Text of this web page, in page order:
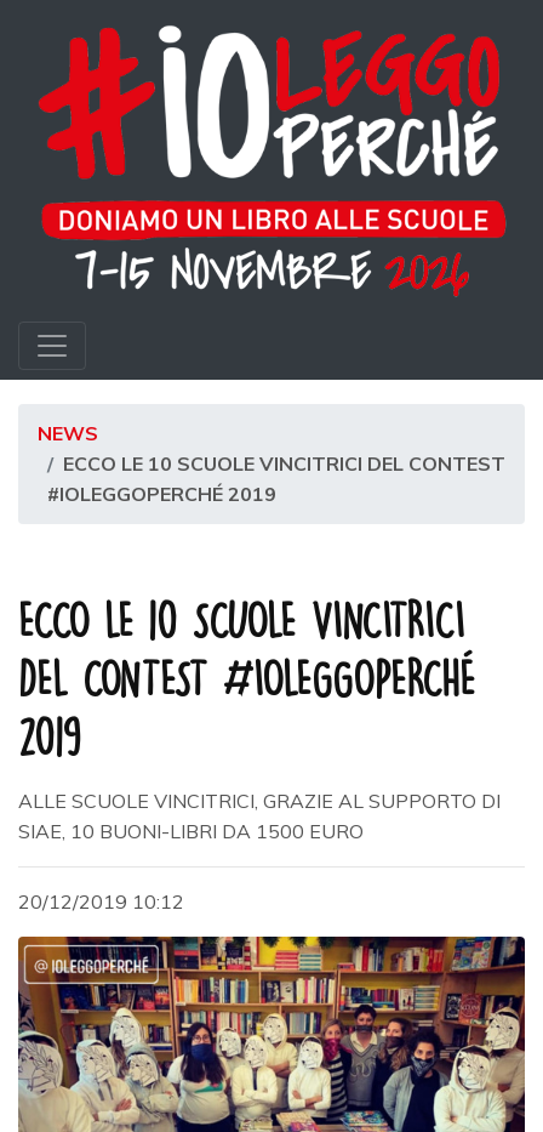
NEWS
ECCO LE 10 SCUOLE VINCITRICI DEL CONTEST
#IOLEGGOPERCHÉ 2019
ECCO LE 10 SCUOLE VINCITRICI
DEL CONTEST #IOLEGGOPERCHÉ
2019
ALLE SCUOLE VINCITRICI, GRAZIE AL SUPPORTO DI
SIAE, 10 BUONI-LIBRI DA 1500 EURO
20/12/2019 10:12